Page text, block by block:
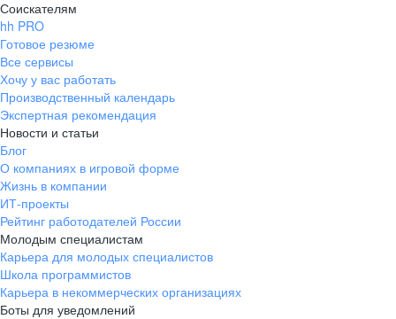
Соискателям
hh PRO
Готовое резюме
Все сервисы
Хочу у вас работать
Производственный календарь
Экспертная рекомендация
Новости и статьи
Блог
О компаниях в игровой форме
Жизнь в компании
ИТ-проекты
Рейтинг работодателей России
Молодым специалистам
Карьера для молодых специалистов
Школа программистов
Карьера в некоммерческих организациях
Боты для уведомлений